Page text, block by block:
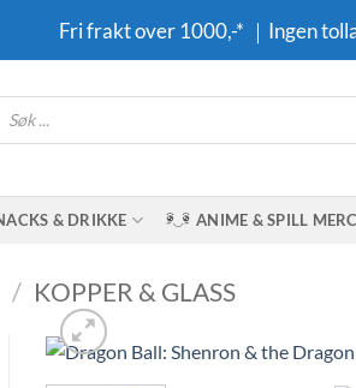
Fri frakt over 1000,-* ｜Ingen
& DRIKKE ANIME & SPILL
/ KOPPER & GLASS